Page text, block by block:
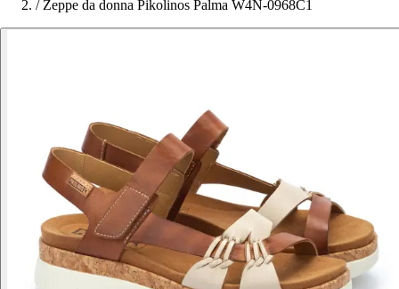
/ Zeppe da donna Pikolinos Palma W4N-0968C1